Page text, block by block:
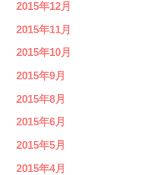
2015年12月
2015年11月
2015年10月
2015年9月
2015年8月
2015年6月
2015年5月
2015年4月